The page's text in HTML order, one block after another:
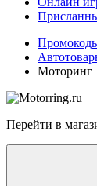
Моторинг
Перейти в